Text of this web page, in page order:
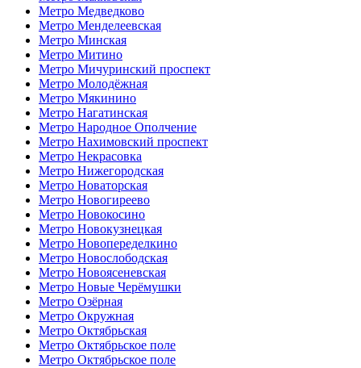
Метро Медведково
Метро Менделеевская
Метро Минская
Метро Митино
Метро Мичуринский проспект
Метро Молодёжная
Метро Мякинино
Метро Нагатинская
Метро Народное Ополчение
Метро Нахимовский проспект
Метро Некрасовка
Метро Нижегородская
Метро Новаторская
Метро Новогиреево
Метро Новокосино
Метро Новокузнецкая
Метро Новопеределкино
Метро Новослободская
Метро Новоясеневская
Метро Новые Черёмушки
Метро Озёрная
Метро Окружная
Метро Октябрьская
Метро Октябрьское поле
Метро Октябрьское поле